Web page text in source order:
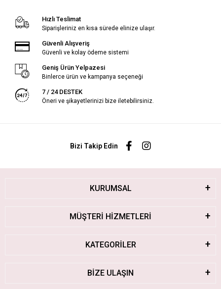
Hızlı Teslimat
Siparişleriniz en kısa sürede elinize ulaşır.
Güvenli Alışveriş
Güvenli ve kolay ödeme sistemi
Geniş Ürün Yelpazesi
Binlerce ürün ve kampanya seçeneği
7 / 24 DESTEK
Öneri ve şikayetlerinizi bize iletebilirsiniz.
Bizi Takip Edin
KURUMSAL
MÜŞTERİ HİZMETLERİ
KATEGORİLER
BİZE ULAŞIN